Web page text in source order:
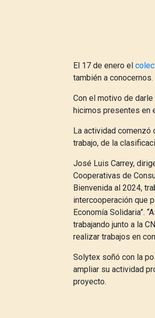
El 17 de enero el
también a conocernos.
Con el motivo de
hicimos presentes en
La actividad comenzó
trabajo, de la
José Luis Carrey,
Cooperativas de
Bienvenida al 2024,
intercooperación que
Economía Solidaria”.
trabajando junto a la
realizar trabajos en
Solytex soñó con la
ampliar su actividad
proyecto.